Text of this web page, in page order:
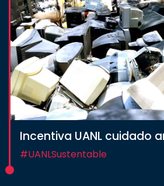
Incentiva UANL cuidado
#UANLSustentable